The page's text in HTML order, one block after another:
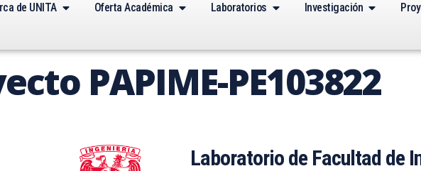
de UNITA Oferta Académica Laboratorios Investigación
PAPIME-PE103822
Laboratorio de Facultad de